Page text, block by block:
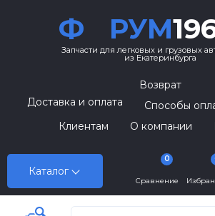
Ф РУМ
Запчасти для легковых и грузовых
из Екатеринбурга
Каталог
Возврат
Доставка и оплата
Способы
Клиентам
О компании
Сравнение
0